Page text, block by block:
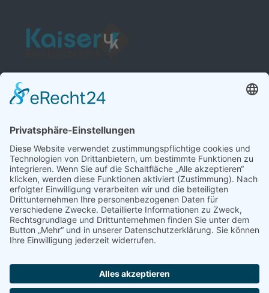
Friedrichstrasse 12, 56422 Wirges
info@ulikaiserelektrotechnik.de
Home
Kontakt
Impressum
Datenschutz
Cookies